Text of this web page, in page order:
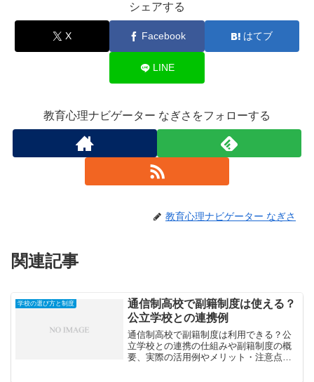
シェアする
X Facebook はてブ
LINE
教育心理ナビゲーター なぎさをフォローする
教育心理ナビゲーター なぎさ
関連記事
学校の選び方と制度
通信制高校で副籍制度は使える？
公立学校との連携例
通信制高校で副籍制度は利用できる？公
立学校との連携の仕組みや副籍制度の概
要、実際の活用例やメリット・注意点を